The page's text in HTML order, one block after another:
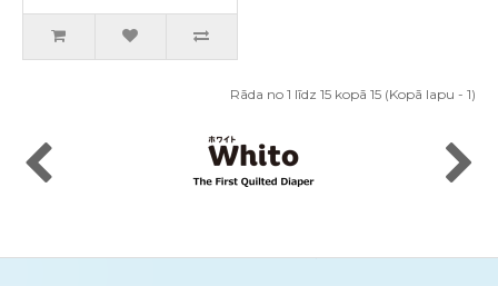
Rāda no 1 līdz 15 kopā 15 (Kopā lapu - 1)